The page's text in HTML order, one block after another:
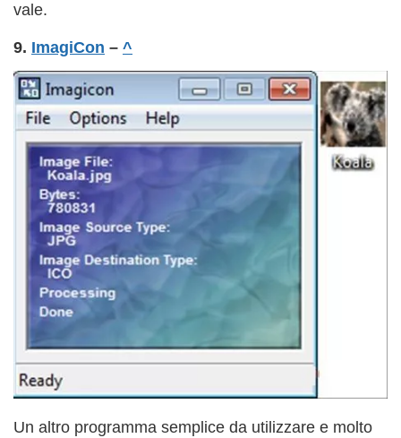
vale.
9. ImagiCon – ^
Un altro programma semplice da utilizzare e molto